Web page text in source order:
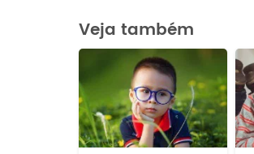
Este conteúdo contém
Este conteúdo não tem a
Outro
Veja também